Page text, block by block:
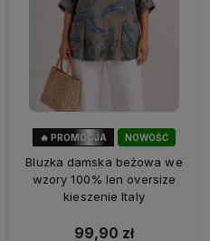
NOWOŚĆ
OKAZJA
🔥 PROMOCJA
Bluzka damska beżowa we
wzory 100% len oversize
kieszenie Italy
99,90 zł